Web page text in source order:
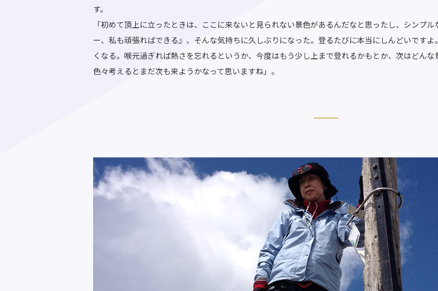
す。
「初めて頂上に立ったときは、ここに来ないと見られない景色があるんだなと思ったし、シンプ
ー、私も頑張ればできる』、そんな気持ちに久しぶりになった。登るたびに本当にしんどいです
くなる。喉元過ぎれば熱さを忘れるというか、今度はもう少し上まで登れるかもとか、次はどんな
色々考えるとまだ次も来ようかなって思いますね」。